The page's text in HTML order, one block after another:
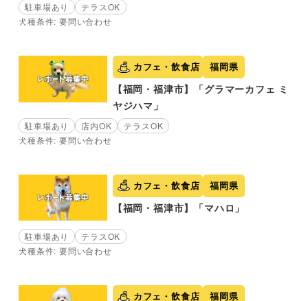
駐車場あり
テラスOK
犬種条件: 要問い合わせ
カフェ・飲食店 福岡県
【福岡・福津市】「グラマーカフェ ミ
ヤジハマ」
駐車場あり 店内OK
テラスOK
犬種条件: 要問い合わせ
カフェ・飲食店 福岡県
【福岡・福津市】「マハロ」
駐車場あり
テラスOK
犬種条件: 要問い合わせ
カフェ・飲食店 福岡県